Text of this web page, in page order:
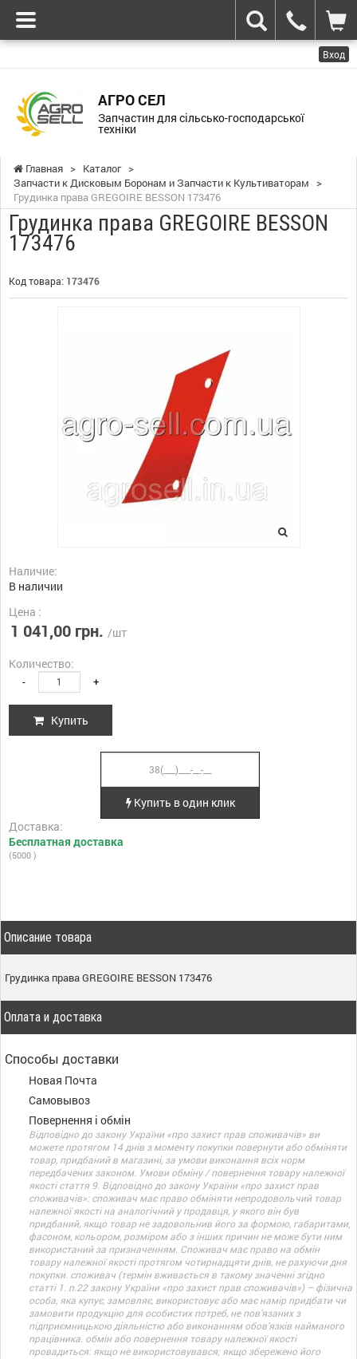
Вход
АГРО СЕЛ
Запчастин для сільсько-господарської
техніки
Главная > Каталог >
Запчасти к Дисковым Боронам и Запчасти к Культиваторам
>
Грудинка права GREGOIRE BESSON 173476
Грудинка права GREGOIRE BESSON
173476
Код товара: 173476
Наличие:
В наличии
Цена :
1 041,00 грн. /шт
Количество:
- +
Купить
Купить в один клик
Доставка:
Бесплатная доставка
(5000 )
Описание товара
Грудинка права GREGOIRE BESSON 173476
Оплата и доставка
Способы доставки
Новая Почта
Самовывоз
Повернення і обмін
Відповідно до закону України «про захист прав споживачів» ви
можете протягом 14 днів з моменту покупки повернути або обміняти
товар, придбаний в магазині, за умови виконання всіх норм
передбачених законом. Умови обміну / повернення товару належної
якості стаття 9. Відповідно до закону України «про захист прав
споживачів»: споживач має право обміняти непродовольчий товар
належної якості на аналогічний у продавця, у якого він був
придбаний, якщо товар не задовольнив його за формою, габаритами,
фасоном, кольором, розміром або з інших причин не може бути ним
використаний за призначенням. Споживач має право на обмін
товару належної якості протягом чотирнадцяти днів, не рахуючи дня
покупки. споживач (термін вживається в такому значенні згідно
статті 1. п.22 закону України «про захист прав споживачів») – фізична
особа, яка купує, замовляє, використовує або має намір придбати чи
замовити продукцію для особистих потреб, не пов’язаних з
підприємницькою діяльністю або виконанням обов’язків найманого
працівника. обмін або повернення товару належної якості
провадиться: якщо не використовувався; якщо збережено його